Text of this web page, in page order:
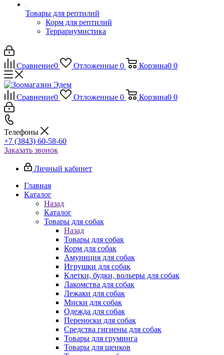
Товары для рептилий
Корм для рептилий
Террариумистика
Сравнение0 Отложенные 0 Корзина0 0
Сравнение0 Отложенные 0 Корзина0 0
Телефоны
+7 (3843) 60-58-60
Заказать звонок
Личный кабинет
Главная
Каталог
Назад
Каталог
Товары для собак
Назад
Товары для собак
Корм для собак
Амуниция для собак
Игрушки для собак
Клетки, будки, вольеры для собак
Лакомства для собак
Лежаки для собак
Миски для собак
Одежда для собак
Переноски для собак
Средства гигиены для собак
Товары для груминга
Товары для щенков